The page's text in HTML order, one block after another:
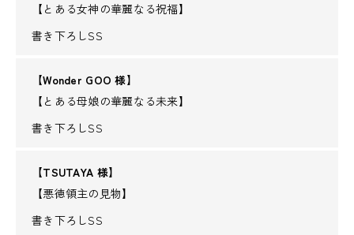
【とある女神の華麗なる祝福】
書き下ろしSS
【Wonder GOO 様】
【とある母娘の華麗なる未来】
書き下ろしSS
【TSUTAYA 様】
【悪徳領主の見物】
書き下ろしSS